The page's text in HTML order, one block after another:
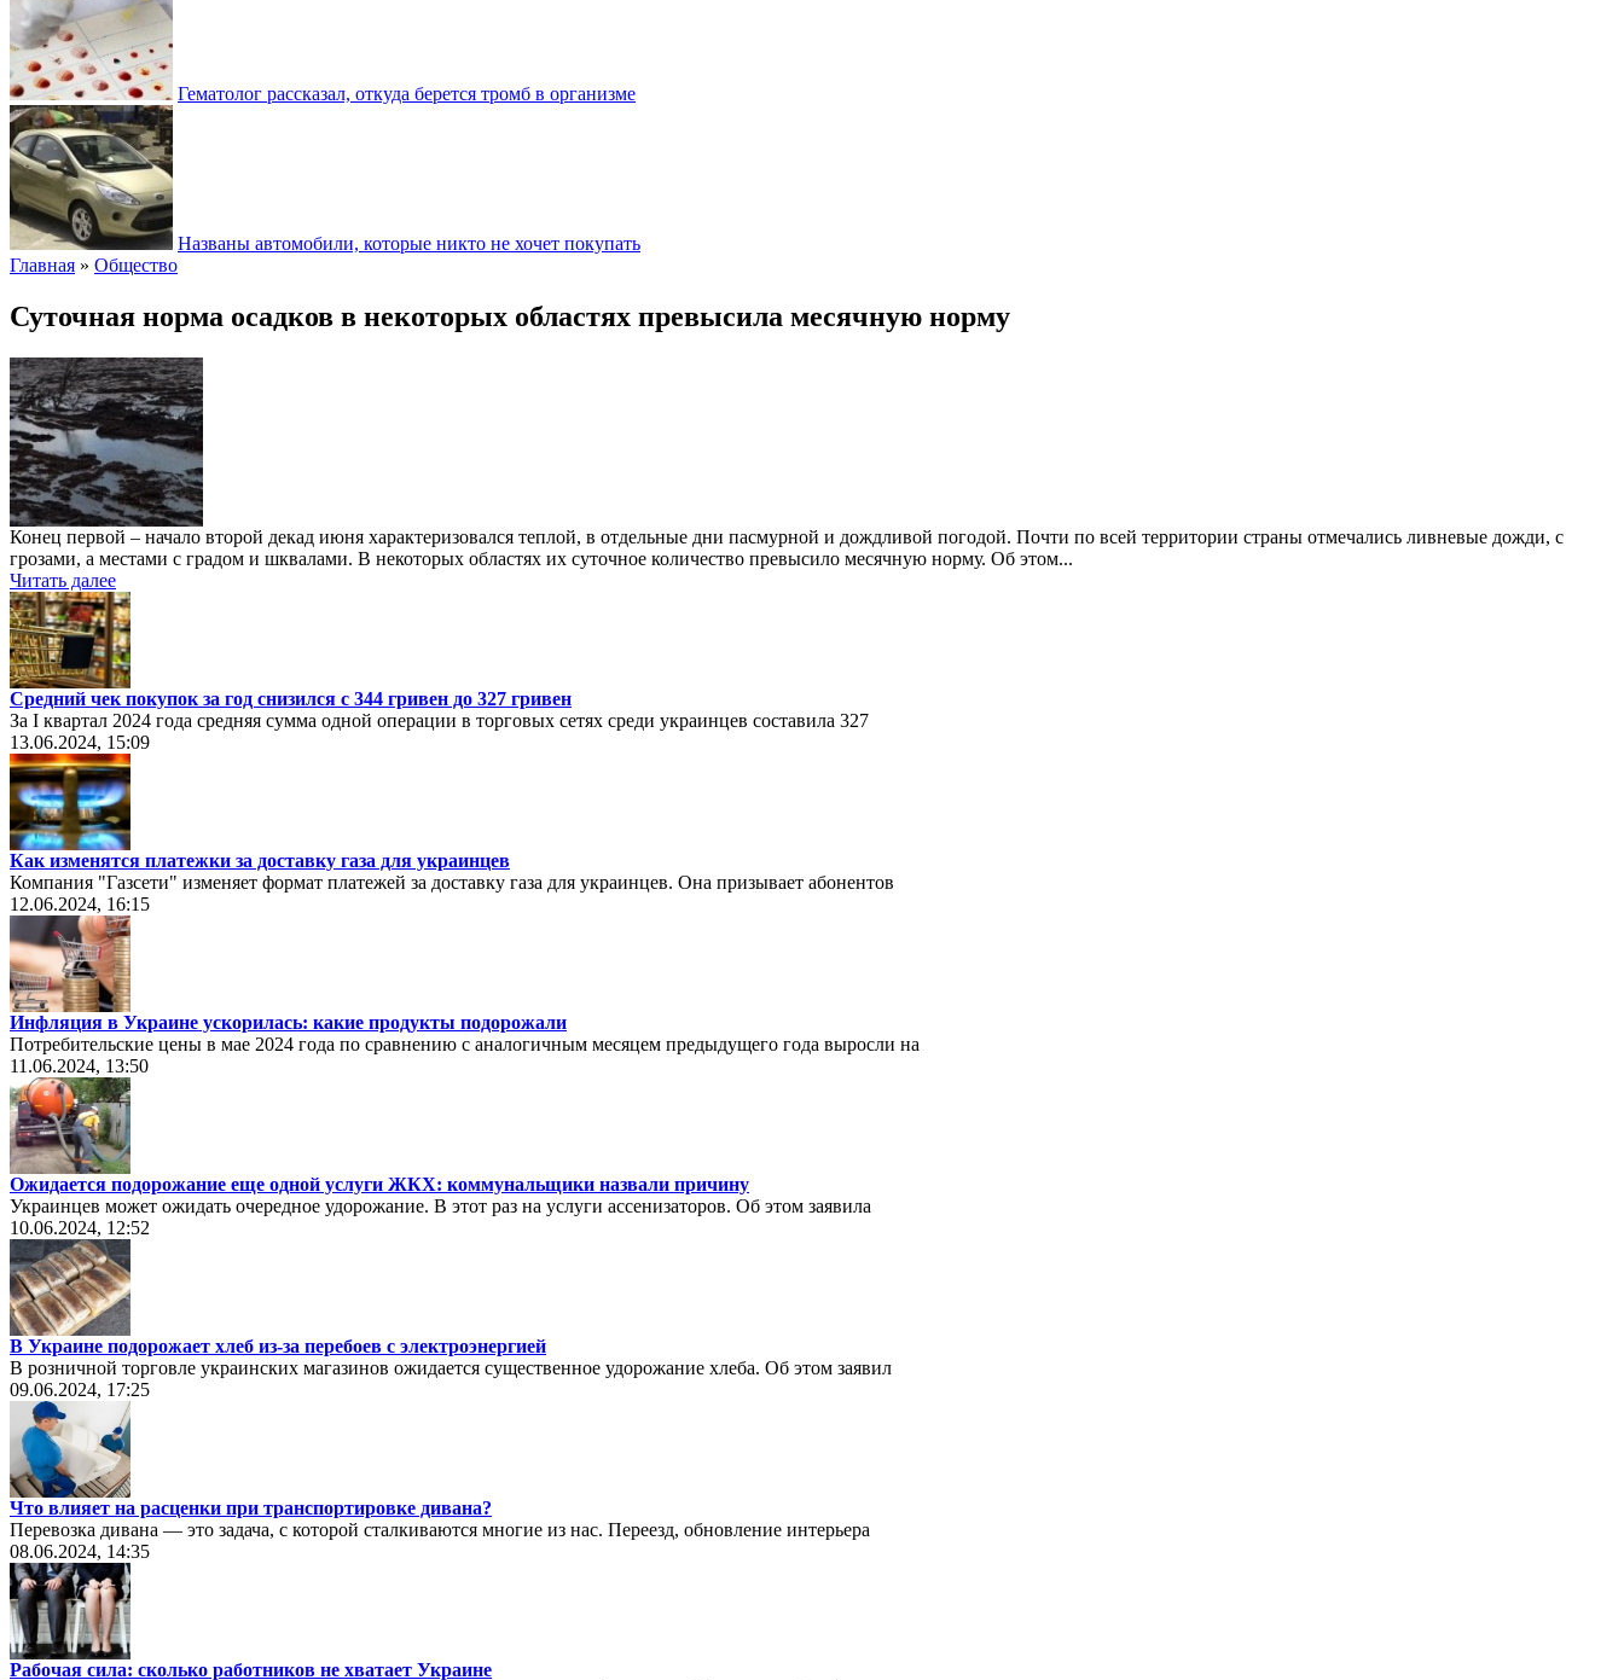
Гематолог рассказал, откуда берется тромб в организме
Названы автомобили, которые никто не хочет покупать
Главная » Общество
Суточная норма осадков в некоторых областях превысила месячную норму
Конец первой – начало второй декад июня характеризовался теплой, в отдельные дни пасмурной и дождливой погодой. Почти по всей территории страны отмечались ливневые дожди, с
грозами, а местами с градом и шквалами. В некоторых областях их суточное количество превысило месячную норму. Об этом...
Читать далее
Средний чек покупок за год снизился с 344 гривен до 327 гривен
За I квартал 2024 года средняя сумма одной операции в торговых сетях среди украинцев составила 327
13.06.2024, 15:09
Как изменятся платежки за доставку газа для украинцев
Компания "Газсети" изменяет формат платежей за доставку газа для украинцев. Она призывает абонентов
12.06.2024, 16:15
Инфляция в Украине ускорилась: какие продукты подорожали
Потребительские цены в мае 2024 года по сравнению с аналогичным месяцем предыдущего года выросли на
11.06.2024, 13:50
Ожидается подорожание еще одной услуги ЖКХ: коммунальщики назвали причину
Украинцев может ожидать очередное удорожание. В этот раз на услуги ассенизаторов. Об этом заявила
10.06.2024, 12:52
В Украине подорожает хлеб из-за перебоев с электроэнергией
В розничной торговле украинских магазинов ожидается существенное удорожание хлеба. Об этом заявил
09.06.2024, 17:25
Что влияет на расценки при транспортировке дивана?
Перевозка дивана — это задача, с которой сталкиваются многие из нас. Переезд, обновление интерьера
08.06.2024, 14:35
Рабочая сила: сколько работников не хватает Украине